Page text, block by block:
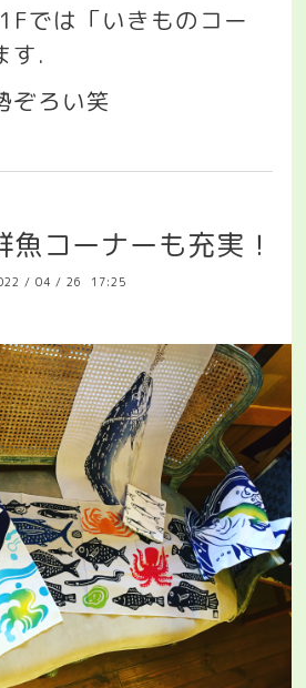
1Fでは「いきものコー
す.
ぞろい笑
コーナーも充実！
/ 04 / 26 17:25